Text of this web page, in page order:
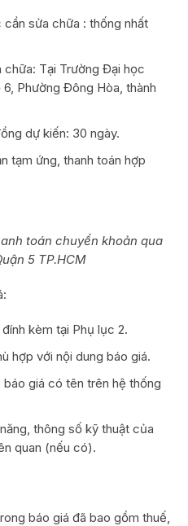
sửa chữa : thống nhất
Tại Trường Đại học
Phường Đông Hòa, thành
dự kiến: 30 ngày.
tạm ứng, thanh toán hợp
toán chuyển khoản qua
5 TP.HCM
kèm tại Phụ lục 2.
hợp với nội dung báo giá.
giá có tên trên hệ thống
thông số kỹ thuật của
quan (nếu có).
báo giá đã bao gồm thuế,